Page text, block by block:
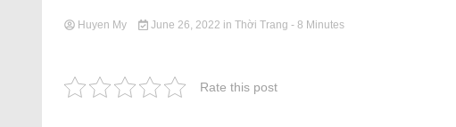
Huyen My June 26, 2022 in Thời Trang - 8 Minutes
Rate this post